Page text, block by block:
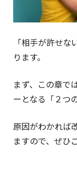
「相手が許せ
ります。
まず、この章で
ーとなる「２つ
原因がわかれば
ますので、ぜひ